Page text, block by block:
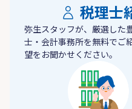
税理士
弥生スタッフが、厳選した
士・会計事務所を無料でご
望をお聞かせください。